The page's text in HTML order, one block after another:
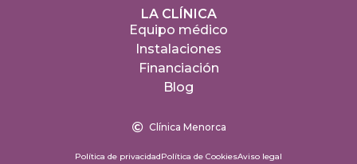
LA CLÍNICA
Equipo médico
Instalaciones
Financiación
Blog
Clínica Menorca
Política de privacidadPolítica de CookiesAviso legal